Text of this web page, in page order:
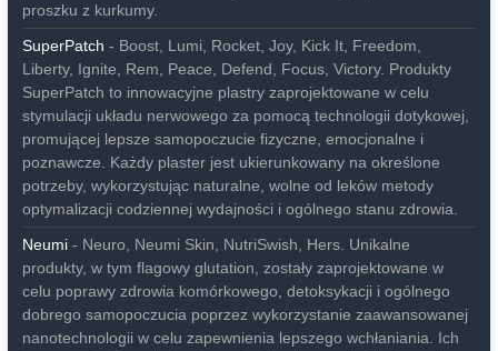
proszku z kurkumy.
SuperPatch - Boost, Lumi, Rocket, Joy, Kick It, Freedom,
Liberty, Ignite, Rem, Peace, Defend, Focus, Victory. Produkty
SuperPatch to innowacyjne plastry zaprojektowane w celu
stymulacji układu nerwowego za pomocą technologii dotykowej,
promującej lepsze samopoczucie fizyczne, emocjonalne i
poznawcze. Każdy plaster jest ukierunkowany na określone
potrzeby, wykorzystując naturalne, wolne od leków metody
optymalizacji codziennej wydajności i ogólnego stanu zdrowia.
Neumi- Neuro, Neumi Skin, NutriSwish, Hers. Unikalne
produkty, w tym flagowy glutation, zostały zaprojektowane w
celu poprawy zdrowia komórkowego, detoksykacji i ogólnego
dobrego samopoczucia poprzez wykorzystanie zaawansowanej
nanotechnologii w celu zapewnienia lepszego wchłaniania. Ich